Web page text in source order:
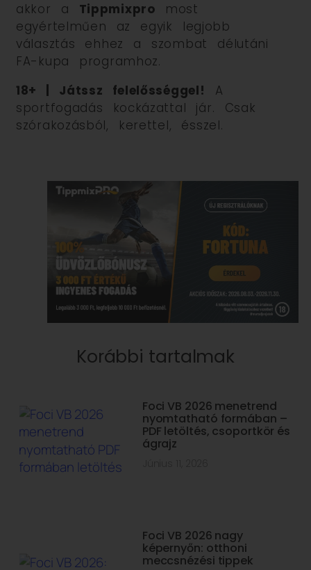
akkor a Tippmixpro most
egyértelműen az egyik legjobb
választás ehhez a szombat délutáni
FA-kupa programhoz.
18+ | Játssz felelősséggel!
A
sportfogadás kockázattal jár. Csak
szórakozásból, kerettel, ésszel.
Korábbi tartalmak
Foci VB 2026 menetrend
nyomtatható formában –
PDF letöltés, csoportkör és
ágrajz
Foci VB 2026 nagy
képernyőn: otthoni
meccsnézési tippek